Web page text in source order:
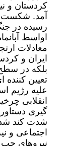
کردستان و
آمد. شکست
معادلات
ایران و
بلکه در
تعیین کننده
علیه رژیم
انقلابی
گیری
شدت کند
اجتماعی و
نیروهای